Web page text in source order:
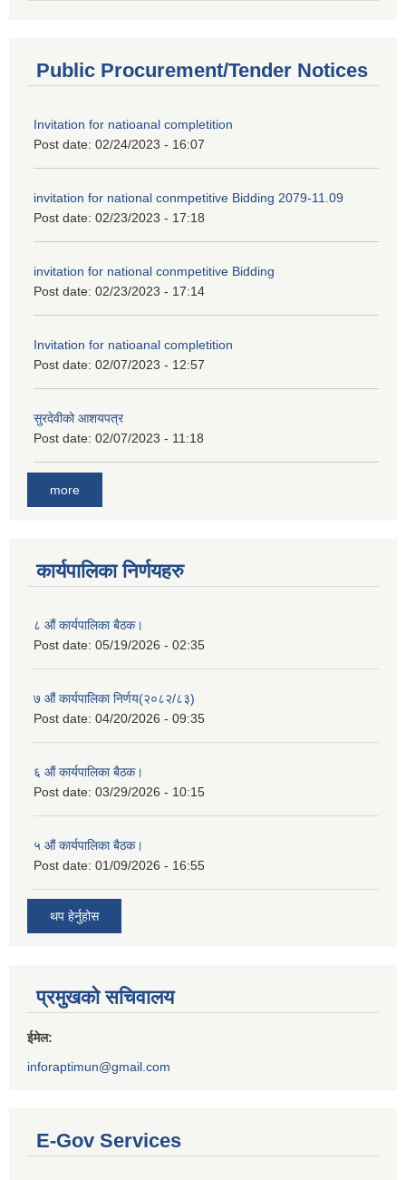
Public Procurement/Tender Notices
Invitation for natioanal completition
Post date: 02/24/2023 - 16:07
invitation for national conmpetitive Bidding 2079-11.09
Post date: 02/23/2023 - 17:18
invitation for national conmpetitive Bidding
Post date: 02/23/2023 - 17:14
Invitation for natioanal completition
Post date: 02/07/2023 - 12:57
सुरदेवीको आशयपत्र
Post date: 02/07/2023 - 11:18
more
कार्यपालिका निर्णयहरु
८ औं कार्यपालिका बैठक।
Post date: 05/19/2026 - 02:35
७ औं कार्यपालिका निर्णय(२०८२/८३)
Post date: 04/20/2026 - 09:35
६ औं कार्यपालिका बैठक।
Post date: 03/29/2026 - 10:15
५ औं कार्यपालिका बैठक।
Post date: 01/09/2026 - 16:55
थप हेर्नुहोस
प्रमुखको सचिवालय
ईमेल:
inforaptimun@gmail.com
E-Gov Services